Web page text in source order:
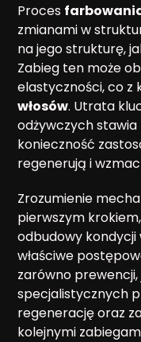
Proces
zmianami w
na jego strukturę,
Zabieg ten może
elastyczności, co z
włosów. Utrata
odżywczych
konieczność
regenerują i
Zrozumienie
pierwszym
odbudowy kondycji
właściwe
zarówno
specjalistycznych
regenerację oraz
kolejnymi